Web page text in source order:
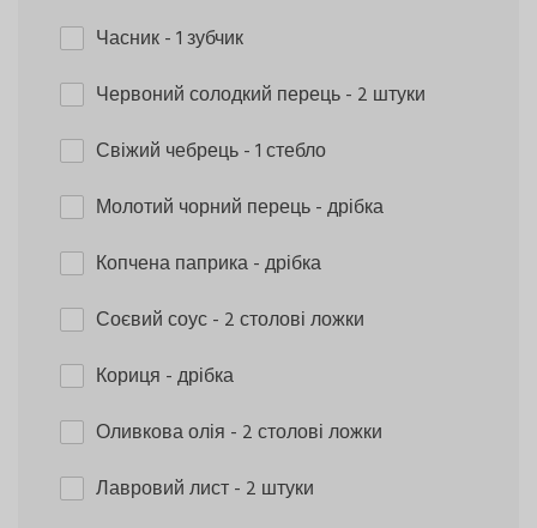
Часник- 1 зубчик
Червоний солодкий перець- 2 штуки
Свіжий чебрець- 1 стебло
Молотий чорний перець- дрібка
Копчена паприка- дрібка
Соєвий соус- 2 столові ложки
Кориця - дрібка
Оливкова олія - 2 столові ложки
Лавровий лист- 2 штуки